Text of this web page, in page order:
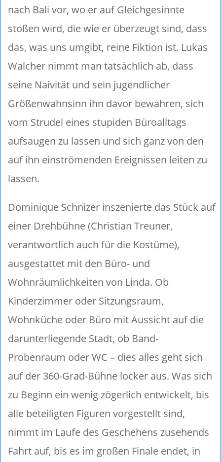
nach Bali vor, wo er auf Gleichgesinnte
stoßen wird, die wie er überzeugt sind, dass
das, was uns umgibt, reine Fiktion ist. Lukas
Walcher nimmt man tatsächlich ab, dass
seine Naivität und sein jugendlicher
Größenwahnsinn ihn davor bewahren, sich
vom Strudel eines stupiden Büroalltags
aufsaugen zu lassen und sich ganz von den
auf ihn einströmenden Ereignissen leiten zu
lassen.
Dominique Schnizer inszenierte das Stück auf
einer Drehbühne (Christian Treuner,
verantwortlich auch für die Kostüme),
ausgestattet mit den Büro- und
Wohnräumlichkeiten von Linda. Ob
Kinderzimmer oder Sitzungsraum,
Wohnküche oder Büro mit Aussicht auf die
darunterliegende Stadt, ob Band-
Probenraum oder WC – dies alles geht sich
auf der 360-Grad-Bühne locker aus. Was sich
zu Beginn ein wenig zögerlich entwickelt, bis
alle beteiligten Figuren vorgestellt sind,
nimmt im Laufe des Geschehens zusehends
Fahrt auf, bis es im großen Finale endet, in